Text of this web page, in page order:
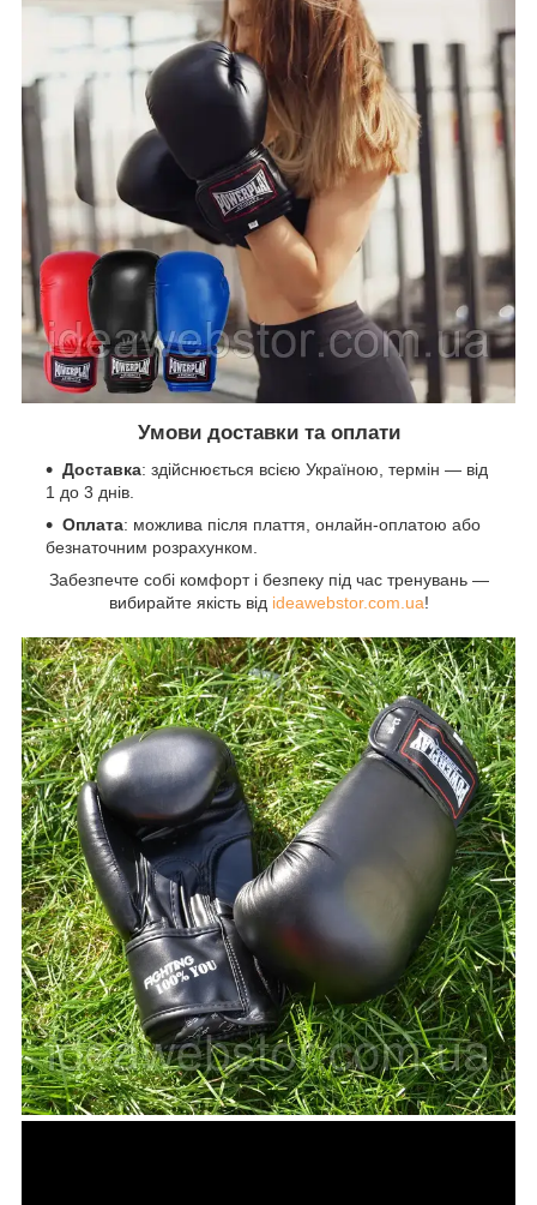
Умови доставки та оплати
Доставка: здійснюється всією Україною, термін — від
1 до 3 днів.
Оплата: можлива після плаття, онлайн-оплатою або
безнаточним розрахунком.
Забезпечте собі комфорт і безпеку під час тренувань —
вибирайте якість від ideawebstor.com.ua!